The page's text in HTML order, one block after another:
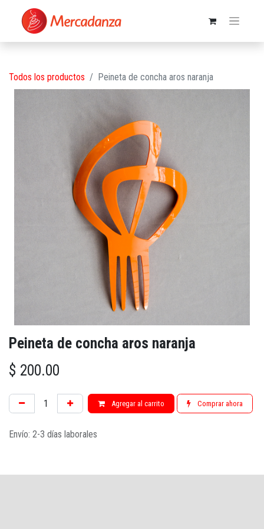
Todos los productos Peineta de concha aros naranja
Peineta de concha aros naranja
$ 200.00
Agregar al carrito Comprar ahora
Envío: 2-3 días laborales